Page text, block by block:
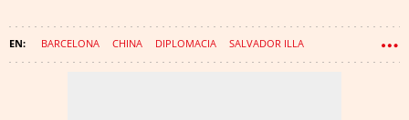
BARCELONA CHINA DIPLOMACIA SALVADOR ILLA